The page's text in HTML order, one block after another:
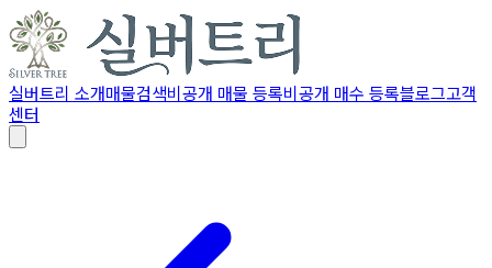
실버트리 소개매물검색비공개 매물 등록비공개 매수 등록블로그고객
센터